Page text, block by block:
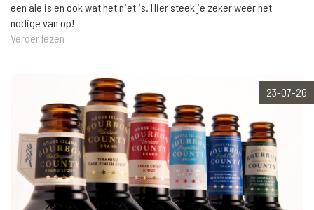
een ale is en ook wat het niet is. Hier steek je zeker weer het
nodige van op!
Verder lezen
23-07-26